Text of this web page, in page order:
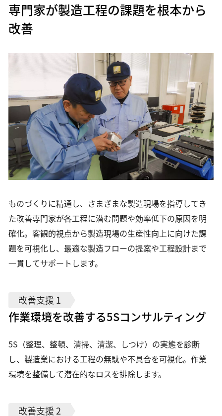
専門家が製造工程の課題を根本から
改善
ものづくりに精通し、さまざまな製造現場を指導してき
た改善専門家が各工程に潜む問題や効率低下の原因を明
確化。客観的視点から製造現場の生産性向上に向けた課
題を可視化し、最適な製造フローの提案や工程設計まで
一貫してサポートします。
改善支援 1
作業環境を改善する5Sコンサルティング
5S（整理、整頓、清掃、清潔、しつけ）の実態を診断
し、製造業における工程の無駄や不具合を可視化。作業
環境を整備して潜在的なロスを排除します。
改善支援 2